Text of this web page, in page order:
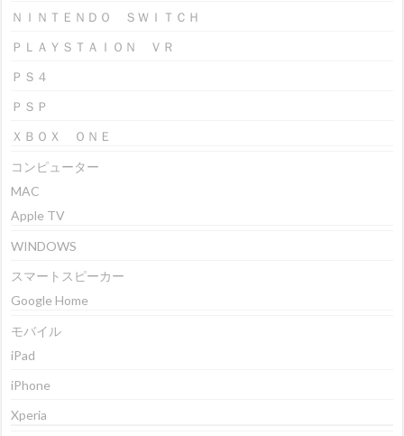
ＮＩＮＴＥＮＤＯ ＳＷＩＴＣＨ
ＰＬＡＹＳＴＡＩＯＮ ＶＲ
ＰＳ４
ＰＳＰ
ＸＢＯＸ ＯＮＥ
コンピューター
MAC
Apple TV
WINDOWS
スマートスピーカー
Google Home
モバイル
iPad
iPhone
Xperia